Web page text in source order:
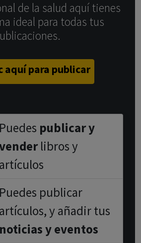
de la salud aquí tienes
ideal para todas tus
aquí para publicar
Puedes publicar y
libros y
artículos
Puedes publicar
artículos, y añadir tus
noticias y eventos